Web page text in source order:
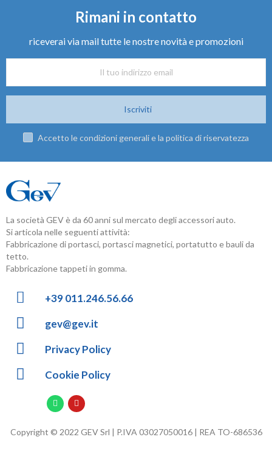
Rimani in contatto
riceverai via mail tutte le nostre novità e promozioni
Iscriviti
Accetto le condizioni generali e la politica di riservatezza
La società GEV è da 60 anni sul mercato degli accessori auto.
Si articola nelle seguenti attività:
Fabbricazione di portasci, portasci magnetici, portatutto e bauli da
tetto.
Fabbricazione tappeti in gomma.
+39 011.246.56.66
gev@gev.it
Privacy Policy
Cookie Policy
Copyright © 2022 GEV Srl | P.IVA 03027050016 | REA TO-686536